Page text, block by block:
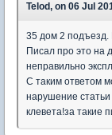
Telod, on 06 Jul
35 дом 2 подъезд.
Писал про это на
неправильно
С таким ответом
нарушение
клевета!за такие